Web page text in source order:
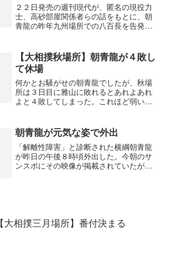
２２日発売の週刊現代が、匿名の現役力
士、高砂部屋関係者らの話をもとに、朝
青龍の昨年九州場所での八百長を告発。
０万円で星を買う」などとし、さらには
「モンゴル出身の現役幕下...
【大相撲秋場所】朝青龍が４敗し
て休場
何かとお騒がせの朝青龍でしたが、秋場
所は３日目に雅山に敗れるとあれよあれ
よと４敗してしまった。これほど弱い朝
すから真面目に相撲を取っていないのか
もしれないね。肘が痛いと...
朝青龍が元気な姿で外出
「解離性障害」と診断された横綱朝青龍
が昨日の午後８時頃外出した。今朝のサ
ンスポにその映像が掲載されていたが、
【大相撲三月場所】番付決まる